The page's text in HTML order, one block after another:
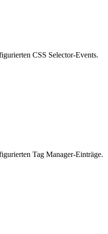
CSS Selector-Events.
Tag Manager-Einträge.